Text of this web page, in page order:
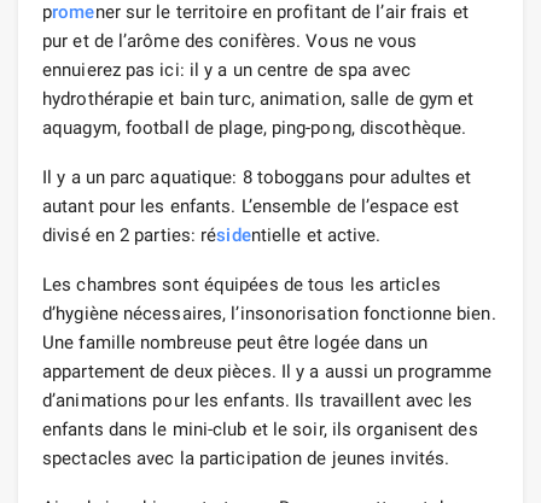
promener sur le territoire en profitant de l’air frais et
pur et de l’arôme des conifères. Vous ne vous
ennuierez pas ici: il y a un centre de spa avec
hydrothérapie et bain turc, animation, salle de gym et
aquagym, football de plage, ping-pong, discothèque.
Il y a un parc aquatique: 8 toboggans pour adultes et
autant pour les enfants. L’ensemble de l’espace est
divisé en 2 parties: résidentielle et active.
Les chambres sont équipées de tous les articles
d’hygiène nécessaires, l’insonorisation fonctionne bien.
Une famille nombreuse peut être logée dans un
appartement de deux pièces. Il y a aussi un programme
d’animations pour les enfants. Ils travaillent avec les
enfants dans le mini-club et le soir, ils organisent des
spectacles avec la participation de jeunes invités.